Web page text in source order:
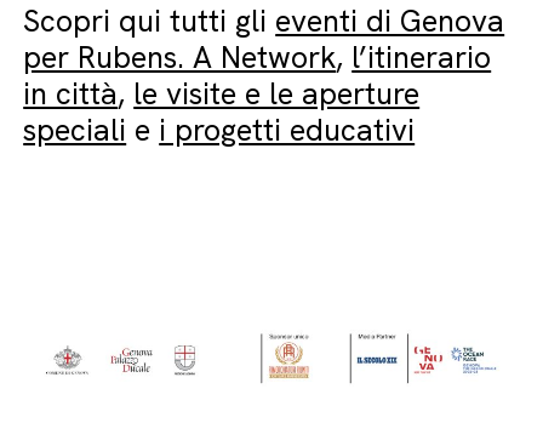
Scopri qui tutti gli eventi di Genova
per Rubens. A Network, l’itinerario
in città, le visite e le aperture
speciali e i progetti educativi